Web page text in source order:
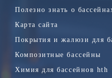
Полезно знать о
Карта сайта
Покрытия и жалюзи для
Композитные бассейны
Химия для бассейнов hth